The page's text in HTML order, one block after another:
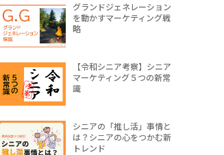
グランドジェネレーション
を動かすマーケティング戦
略
【令和シニア考察】シニア
マーケティング５つの新常
識
シニアの「推し活」事情と
は？シニアの心をつかむ新
トレンド